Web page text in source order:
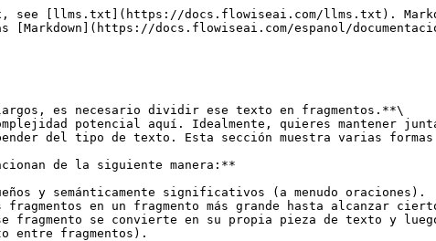
see [llms.txt](https://docs.flowiseai.com/llms.txt).
[Markdown](https://docs.flowiseai.com/espanol/
es necesario dividir ese texto en fragmentos.**\
potencial aquí. Idealmente, quieres mantener
del tipo de texto. Esta sección muestra varias
de la siguiente manera:**
y semánticamente significativos (a menudo oraciones).
fragmentos en un fragmento más grande hasta alcanzar
fragmento se convierte en su propia pieza de texto y
entre fragmentos).